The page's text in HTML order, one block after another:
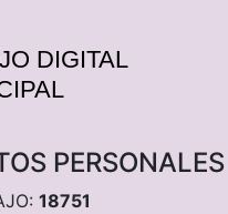
PERSONALES
18751